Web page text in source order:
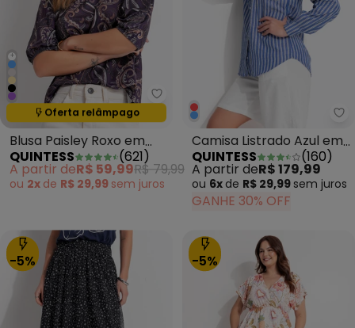
+
Quintess - Blusa Paisley Roxo
Oferta relâmpago
Termina em:17:28:25
Blusa Paisley Roxo em
Malha Fria
QUINTESS (621)
A partir deR$ 59,99R$ 79,99
semjuros
Camisa Listrado Azul em
Poliéster com Algodão
QUINTESS (160 )
A partir deR$ 179,99
ou 6x deR$ 29,99 semjuros
-5% -5%